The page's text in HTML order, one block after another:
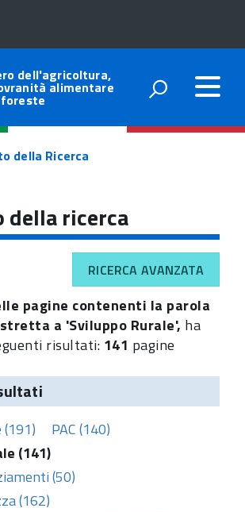
dell'agricoltura,
alimentare
della Ricerca
della ricerca
RICERCA AVANZATA
pagine contenenti la parola
a 'Sviluppo Rurale', ha
risultati: 141 pagine
PAC (140)
(141)
(50)
(162)